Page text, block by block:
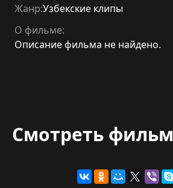
Жанр:Узбекские клипы
О фильме:
Описание фильма не найдено.
Смотреть фильм